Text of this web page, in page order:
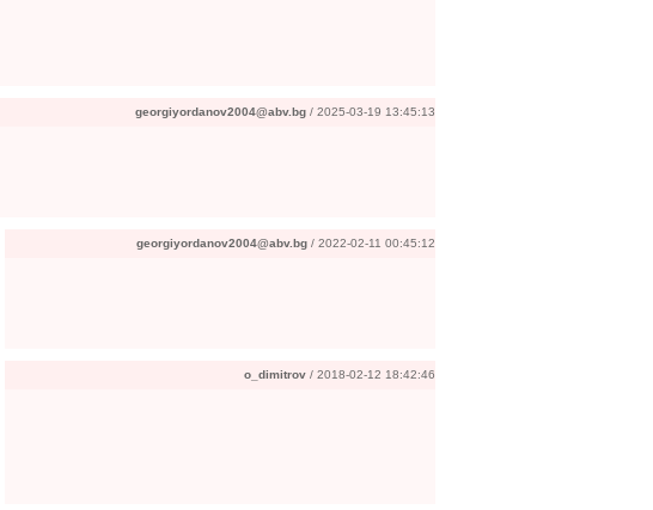
georgiyordanov2004@abv.bg / 2025-03-19 13:45:13
georgiyordanov2004@abv.bg / 2022-02-11 00:45:12
o_dimitrov / 2018-02-12 18:42:46